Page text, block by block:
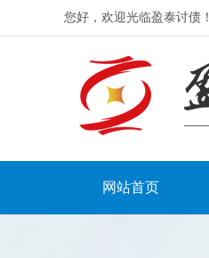
您好，欢迎光临盈泰讨债！
网站首页